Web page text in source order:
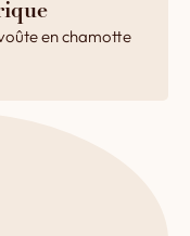
en chamotte